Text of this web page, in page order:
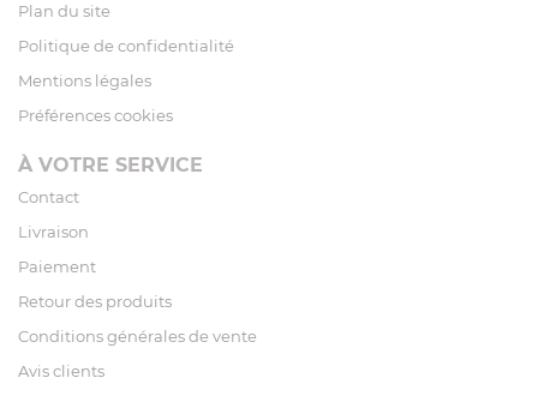
Plan du site
Politique de confidentialité
Mentions légales
Préférences cookies
À VOTRE SERVICE
Contact
Livraison
Paiement
Retour des produits
Conditions générales de vente
Avis clients